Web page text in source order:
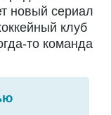
новый сериал
клуб
то команда